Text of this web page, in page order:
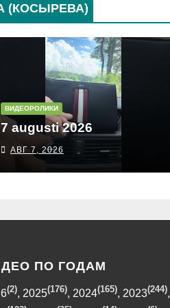
(КОСЫРЕВА)
ВИДЕОРОЛИКИ
7 augusti 2026
АВГ 7, 2026
ПО ГОДАМ
(2), 2025(176), 2024(165), 2023(244),